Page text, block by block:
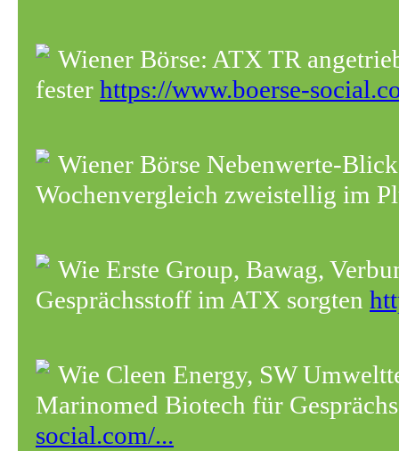
Wiener Börse: ATX TR
fester https://www.boerse-
Wiener Börse Nebenwerte-
Wochenvergleich zweistellig im
Wie Erste Group, Bawag,
Gesprächsstoff im ATX sorgten
Wie Cleen Energy, SW
Marinomed Biotech für
social.com/...